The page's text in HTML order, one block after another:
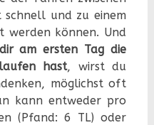
schnell und zu einem
werden können. Und
am ersten Tag die
hast, wirst du
möglichst oft
kann entweder pro
(Pfand: 6 TL) oder